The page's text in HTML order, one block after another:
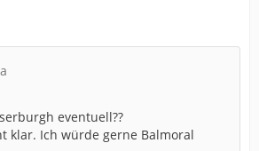
eventuell??
klar. Ich würde gerne Balmoral